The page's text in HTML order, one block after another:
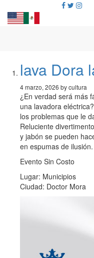
lava Dora
4 marzo, 2026 by cultura
¿En verdad será más
una lavadora
los problemas que le
Reluciente
y jabón se pueden
en espumas de ilusión.
Evento Sin Costo
Lugar: Municipios
Ciudad: Doctor Mora